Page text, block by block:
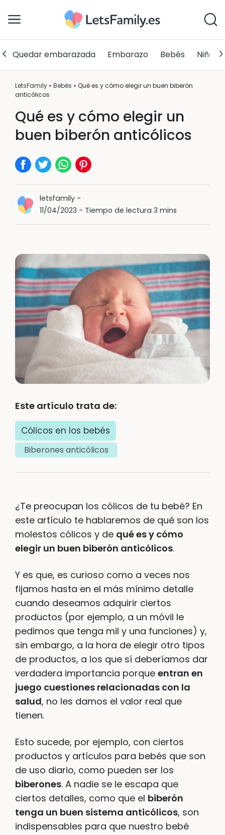
Quedar embarazada Embarazo Bebés Niños
LetsFamily» Bebés » Qué es y cómo elegir un buen biberón
anticólicos
Qué es y cómo elegir un
buen biberón anticólicos
letsfamily-
11/04/2023 - Tiempo de lectura 3 mins
Este artículo trata de:
Cólicos en los bebés
Biberones anticólicos
¿Te preocupan los cólicos de tu bebé? En
este artículo te hablaremos de qué son los
molestos cólicos y de qué es y cómo
elegir un buen biberón anticólicos.
Y es que, es curioso como a veces nos
fijamos hasta en el más mínimo detalle
cuando deseamos adquirir ciertos
productos (por ejemplo, a un móvil le
pedimos que tenga mil y una funciones) y,
sin embargo, a la hora de elegir otro tipos
de productos, a los que sí deberíamos dar
verdadera importancia porque entran en
juego cuestiones relacionadas con la
salud, no les damos el valor real que
tienen.
Esto sucede, por ejemplo, con ciertos
productos y artículos para bebés que son
de uso diario, como pueden ser los
biberones. A nadie se le escapa que
ciertos detalles, como que el biberón
tenga un buen sistema anticólicos, son
indispensables para que nuestro bebé